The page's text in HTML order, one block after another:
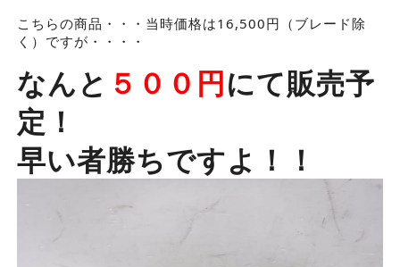
こちらの商品・・・当時価格は16,500円（ブレード除
く）ですが・・・・
なんと ５００円にて販売予
定！
早い者勝ちですよ！！